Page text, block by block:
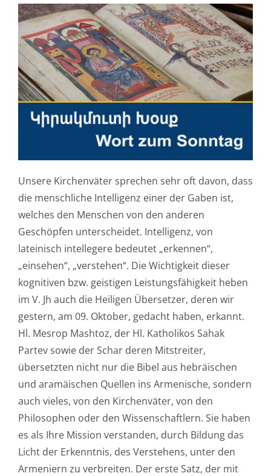
Unsere Kirchenväter sprechen sehr oft davon, dass
die menschliche Intelligenz einer der Gaben ist,
welches den Menschen von den anderen
Geschöpfen unterscheidet. Intelligenz, von
lateinisch intellegere bedeutet „erkennen“,
„einsehen“, „verstehen“. Die Wichtigkeit dieser
kognitiven bzw. geistigen Leistungsfähigkeit heben
im V. Jh auch die Heiligen Übersetzer, deren wir
gestern, am 09. Oktober, gedacht haben, erkannt.
Hl. Mesrop Mashtoz, der Hl. Katholikos Sahak
Partev sowie der Schar deren Mitstreiter,
übersetzten nicht nur die Bibel aus hebräischen
und aramäischen Quellen ins Armenische, sondern
auch vieles, von den Kirchenväter, von den
Philosophen oder den Wissenschaftlern. Sie haben
es als Ihre Mission verstanden, durch Bildung das
Licht der Erkenntnis, des Verstehens, unter den
Armeniern zu verbreiten. Der erste Satz, der mit